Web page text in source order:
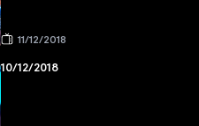
11/12/2018
10/12/2018